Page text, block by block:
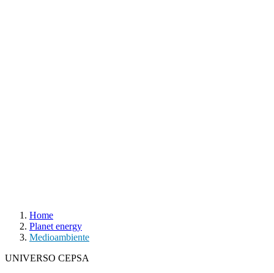
Home
Planet energy
Medioambiente
UNIVERSO CEPSA